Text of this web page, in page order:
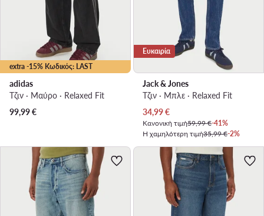
extra -15% Κωδικός: LAST
adidas
Τζιν · Μαύρο · Relaxed Fit
99,99€
Ευκαιρία
Jack & Jones
Τζιν · Μπλε · Relaxed Fit
Τρέχουσα τιμή
34,99€
Κανονική τιμή59,99 €-41%
Η χαμηλότερη τιμή35,99 €-2%